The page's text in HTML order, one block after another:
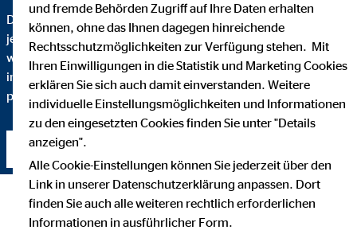
Das wichtigste an einer guten Finanzberatung ist, dass Sie
jeden Schritt verstehen. Darum erkläre ich Ihnen bis ins Detail,
warum ich eine bestimmte Finanzlösung empfehle und
inwiefern diese zu Ihnen und Ihren individuellen Bedürfnissen
passt.
Kontakt aufnehmen
und fremde Behörden Zugriff auf Ihre Daten erhalten
können, ohne das Ihnen dagegen hinreichende
Rechtsschutzmöglichkeiten zur Verfügung stehen. Mit
Ihren Einwilligungen in die Statistik und Marketing Cookies
erklären Sie sich auch damit einverstanden. Weitere
individuelle Einstellungsmöglichkeiten und Informationen
zu den eingesetzten Cookies finden Sie unter "Details
anzeigen".
Alle Cookie-Einstellungen können Sie jederzeit über den
Link in unserer Datenschutzerklärung anpassen. Dort
finden Sie auch alle weiteren rechtlich erforderlichen
Informationen in ausführlicher Form.